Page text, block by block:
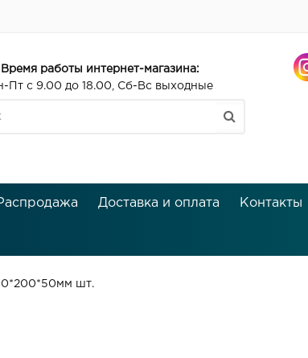
Время работы интернет-магазина:
Пт с 9.00 до 18.00, Сб-Вс выходные
Доставка и оплата Контакты
шт.